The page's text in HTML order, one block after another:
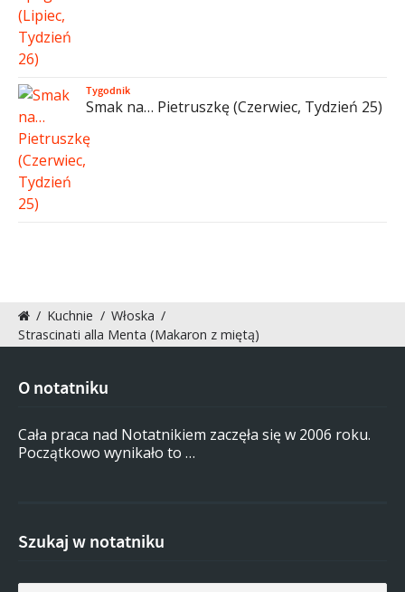
Tygodnik
Smak na… Pietruszkę (Czerwiec, Tydzień 25)
/ Kuchnie / Włoska /
Strascinati alla Menta (Makaron z miętą)
O notatniku
Cała praca nad Notatnikiem zaczęła się w 2006 roku.
Początkowo wynikało to …
Szukaj w notatniku